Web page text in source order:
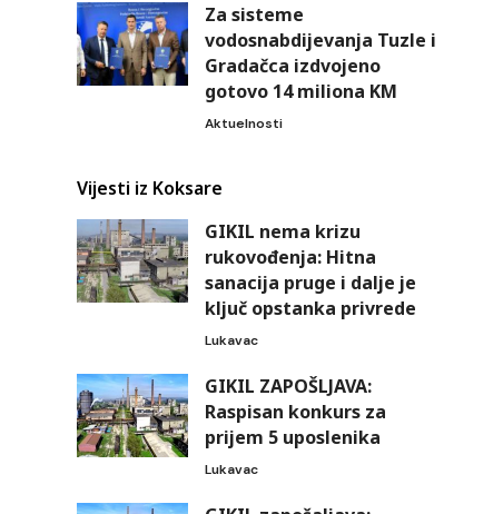
Za sisteme
vodosnabdijevanja Tuzle i
Gradačca izdvojeno
gotovo 14 miliona KM
Aktuelnosti
Vijesti iz Koksare
GIKIL nema krizu
rukovođenja: Hitna
sanacija pruge i dalje je
ključ opstanka privrede
Lukavac
GIKIL ZAPOŠLJAVA:
Raspisan konkurs za
prijem 5 uposlenika
Lukavac